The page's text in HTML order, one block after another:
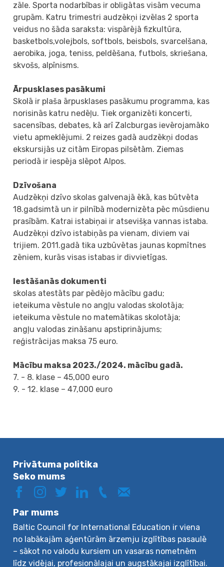
zāle. Sporta nodarbības ir obligātas visām vecuma
grupām. Katru trimestri audzēkņi izvēlas 2 sporta
veidus no šāda saraksta: vispārējā fizkultūra,
basketbols,volejbols, softbols, beisbols, svarcelšana,
aerobika, joga, teniss, peldēšana, futbols, skriešana,
skvošs, alpīnisms.
Ārpusklases pasākumi
Skolā ir plaša ārpusklases pasākumu programma, kas
norisinās katru nedēļu. Tiek organizēti koncerti,
sacensības, debates, kā arī Zalcburgas ievērojamāko
vietu apmeklējumi. 2 reizes gadā audzēkņi dodas
ekskursijās uz citām Eiropas pilsētām. Ziemas
periodā ir iespēja slēpot Alpos.
Dzīvošana
Audzēkņi dzīvo skolas galvenajā ēkā, kas būtvēta
18.gadsimtā un ir pilnībā modernizēta pēc mūsdienu
prasībām. Katrai istabiņai ir atsevišķa vannas istaba.
Audzēkņi dzīvo istabiņās pa vienam, diviem vai
trijiem. 2011.gadā tika uzbūvētas jaunas kopmītnes
zēniem, kurās visas istabas ir divvietīgas.
Iestāšanās dokumenti
skolas atestāts par pēdējo mācību gadu;
ieteikuma vēstule no angļu valodas skolotāja;
ieteikuma vēstule no matemātikas skolotāja;
angļu valodas zināšanu apstiprinājums;
reģistrācijas maksa 75 euro.
Mācību maksa 2023./2024. mācību gadā.
7. - 8. klase – 45,000 euro
9. - 12. klase – 47,000 euro
Privātuma politika
Seko mums
Par mums
Baltic Council for International Education ir viena
no labākajām aģentūrām ārzemju izglītības pasaulē
– sākot no valodu kursiem un vasaras nometnēm
līdz vidējai, profesionālajai un augstākajai izglītībai.